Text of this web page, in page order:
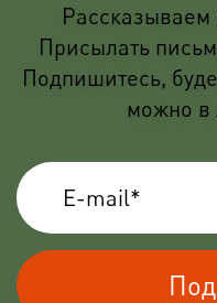
Рассказываем
Присылать
Подпишитесь,
можно в